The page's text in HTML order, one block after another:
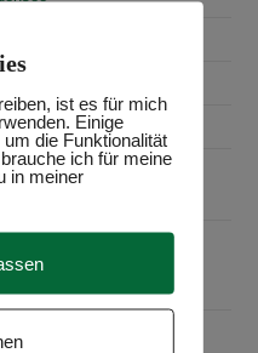
Hülshoff in Meersburg
vorarlberg museum in
ist es für mich
Einige
die Funktionalität
ich für meine
in meiner